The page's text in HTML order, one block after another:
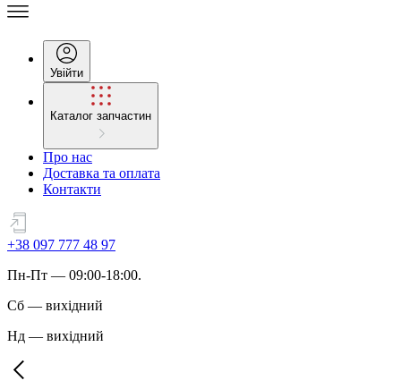
Увійти
Каталог запчастин
Про нас
Доставка та оплата
Контакти
+38 097 777 48 97
Пн-Пт — 09:00-18:00.
Сб — вихідний
Нд — вихідний